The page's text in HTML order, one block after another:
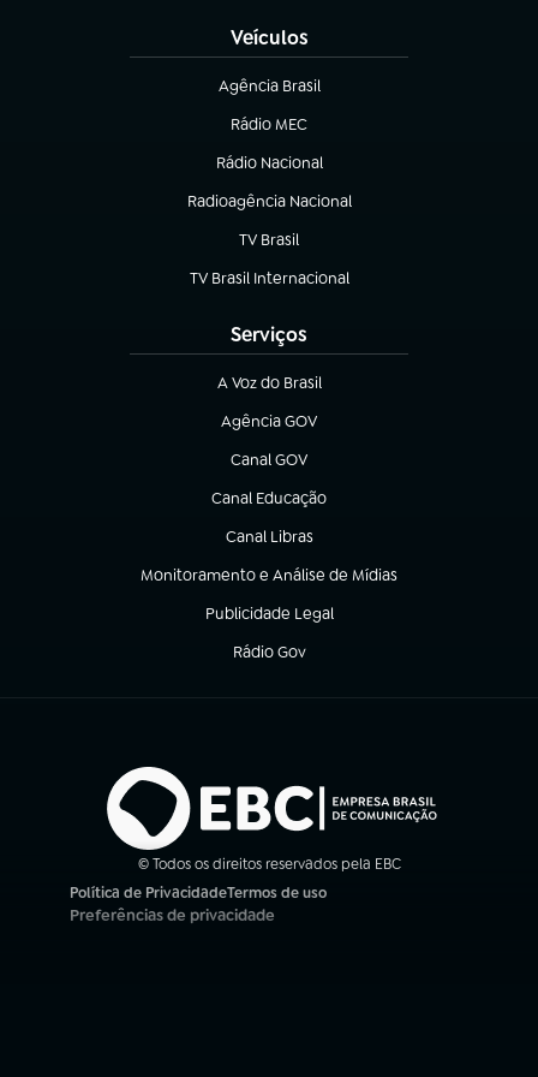
Veículos
Agência Brasil
(abre em nova aba)
Rádio MEC
Rádio Nacional
(abre em nova aba)
Radioagência Nacional
(abre em nova aba)
TV Brasil
(abre em nova aba)
TV Brasil Internacional
(abre em nova aba)
Serviços
A Voz do Brasil
(abre em nova aba)
Agência GOV
(abre em nova aba)
Canal GOV
(abre em nova aba)
Canal Educação
(abre em nova aba)
Canal Libras
(abre em nova aba)
Monitoramento e Análise de Mídias
(abre em nova aba)
Publicidade Legal
(abre em nova aba)
Rádio Gov
(abre em nova aba)
© Todos os direitos reservados pela EBC
Política de Privacidade
(abre em nova aba)
Termos de uso
(abre em nova aba)
Preferências de privacidade